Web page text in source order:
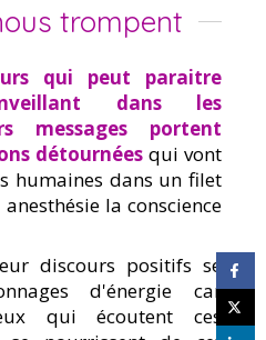
trompent
qui peut paraitre
dans les
messages portent
détournées qui vont
humaines dans un filet
la conscience
discours positifs se
d'énergie car
qui écoutent ces